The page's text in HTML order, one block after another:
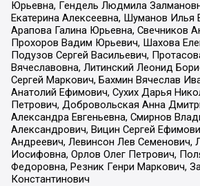
Юрьевна, Гендель Людмила
Екатерина Алексеевна, Шуманов Илья
Арапова Галина Юрьевна, Свечников
Прохоров Вадим Юрьевич, Шахова
Подузов Сергей Васильевич,
Вячеславовна, Литинский Леонид
Сергей Маркович, Бахмин Вячеслав
Анатолий Ефимович, Сухих Дарья
Петрович, Добровольская Анна
Александра Евгеньевна, Смирнов
Александрович, Вицин Сергей
Андреевич, Левинсон Лев Семенович,
Иосифовна, Орлов Олег Петрович,
Федоровна, Резник Генри Маркович,
Константинович